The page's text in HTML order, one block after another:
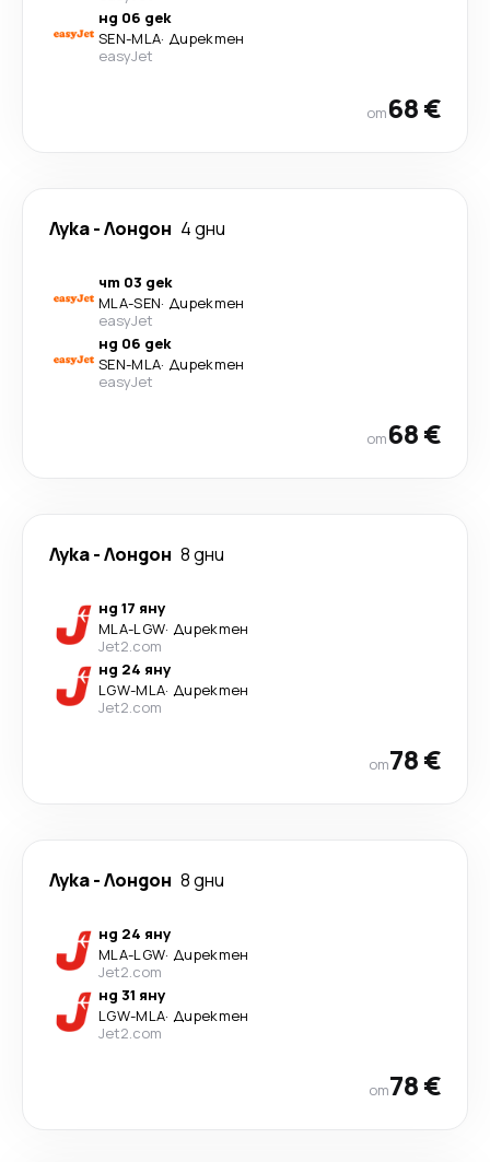
нд 06 дек
SEN-MLA· Директен
easyJet
от68 €
Лука-Лондон 4 дни
чт 03 дек
MLA-SEN· Директен
easyJet
нд 06 дек
SEN-MLA· Директен
easyJet
от68 €
Лука-Лондон 8 дни
нд 17 яну
MLA-LGW· Директен
Jet2.com
нд 24 яну
LGW-MLA· Директен
Jet2.com
от78 €
Лука-Лондон 8 дни
нд 24 яну
MLA-LGW· Директен
Jet2.com
нд 31 яну
LGW-MLA· Директен
Jet2.com
от78 €